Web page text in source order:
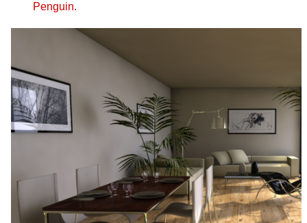
Penguin.